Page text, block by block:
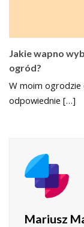
Jakie wapno
ogród?
W moim ogrodzie
odpowiednie […]
Mariusz